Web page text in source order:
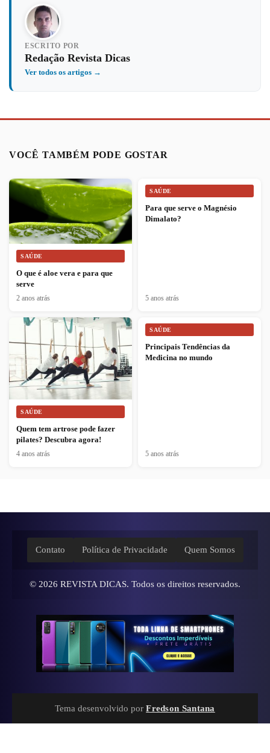
ESCRITO POR
Redação Revista Dicas
Ver todos os artigos →
VOCÊ TAMBÉM PODE GOSTAR
SAÚDE
O que é aloe vera e para que
serve
2 anos atrás
SAÚDE
Para que serve o Magnésio
Dimalato?
5 anos atrás
SAÚDE
Quem tem artrose pode fazer
pilates? Descubra agora!
4 anos atrás
SAÚDE
Principais Tendências da
Medicina no mundo
5 anos atrás
Contato Política de Privacidade Quem Somos
© 2026 REVISTA DICAS. Todos os direitos reservados.
Tema desenvolvido por Fredson Santana